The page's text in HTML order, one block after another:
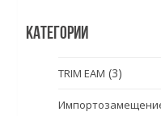
КАТЕГОРИИ
TRIM EAM (3)